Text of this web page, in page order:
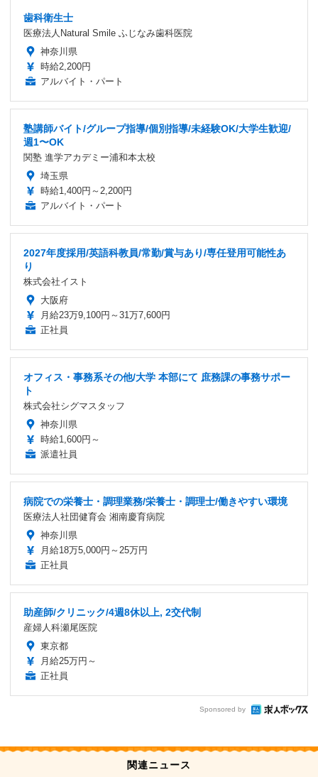
歯科衛生士
医療法人Natural Smile ふじなみ歯科医院
神奈川県
時給2,200円
アルバイト・パート
塾講師バイト/グループ指導/個別指導/未経験OK/大学生歓迎/
週1〜OK
関塾 進学アカデミー浦和本太校
埼玉県
時給1,400円～2,200円
アルバイト・パート
2027年度採用/英語科教員/常勤/賞与あり/専任登用可能性あ
り
株式会社イスト
大阪府
月給23万9,100円～31万7,600円
正社員
オフィス・事務系その他/大学 本部にて 庶務課の事務サポー
ト
株式会社シグマスタッフ
神奈川県
時給1,600円～
派遣社員
病院での栄養士・調理業務/栄養士・調理士/働きやすい環境
医療法人社団健育会 湘南慶育病院
神奈川県
月給18万5,000円～25万円
正社員
助産師/クリニック/4週8休以上, 2交代制
産婦人科瀬尾医院
東京都
月給25万円～
正社員
Sponsored by
関連ニュース